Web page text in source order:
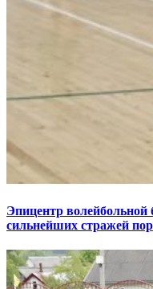
Эпицентр
сильнейших стражей